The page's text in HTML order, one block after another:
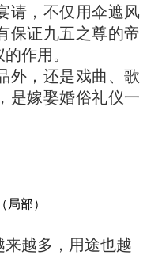
请，不仅用伞遮风
保证九五之尊的帝
作用。
外，还是戏曲、歌
是嫁娶婚俗礼仪一
局部）
越多，用途也越